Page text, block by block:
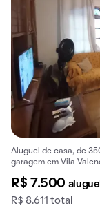
Aluguel de casa, de
garagem em Vila
R$ 7.500 aluguel
R$ 8.611 total